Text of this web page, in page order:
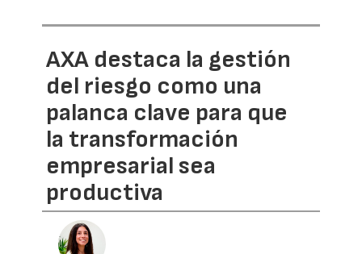
AXA destaca la gestión
del riesgo como una
palanca clave para que
la transformación
empresarial sea
productiva